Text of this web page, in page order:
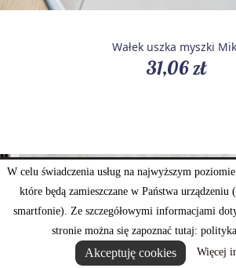
W celu świadczenia usług na najwyższym
które będą zamieszczane w Państwa urządzeniu
smartfonie). Ze szczegółowymi informacjami
stronie można się zapoznać tutaj:
Akceptuję cookies Więcej
Wałek uszka myszki
31,06 zł